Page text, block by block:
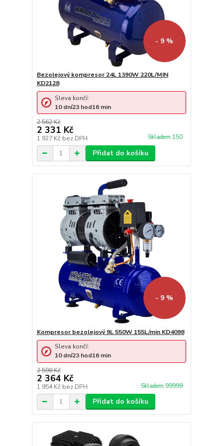
- 9 %
Bezolejový kompresor 24L 1390W 220L/MIN
KD2128
2 562 Kč
2 331 Kč
1 927 Kč bez DPH Skladem 150
Sleva končí:
10 dní23 hod16 min
Přidat do košíku
- 9 %
Kompresor bezolejový 9L 550W 155L/min KD4098
2 598 Kč
2 364 Kč
1 954 Kč bez DPH Skladem 99999
Sleva končí:
10 dní23 hod16 min
Přidat do košíku